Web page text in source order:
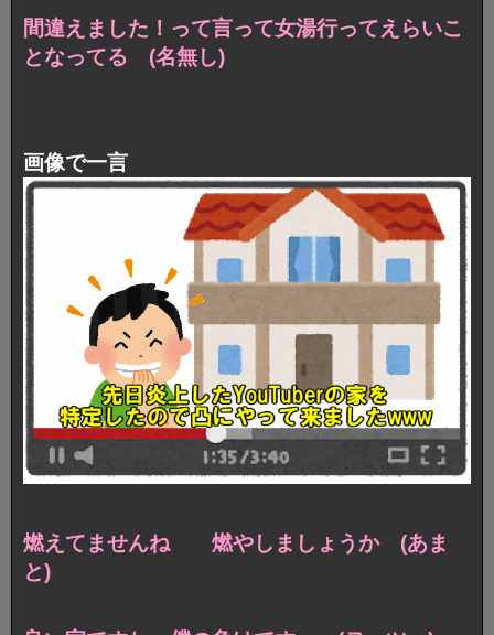
間違えました！って言って女湯行ってえらいこ
となってる (名無し)
画像で一言
燃えてませんね 燃やしましょうか (あま
と)